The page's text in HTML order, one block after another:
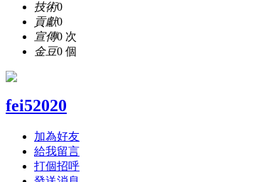
技術0
貢獻0
宣傳0 次
金豆0 個
fei52020
加為好友
給我留言
打個招呼